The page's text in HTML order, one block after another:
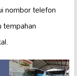
nombor telefon
tempahan